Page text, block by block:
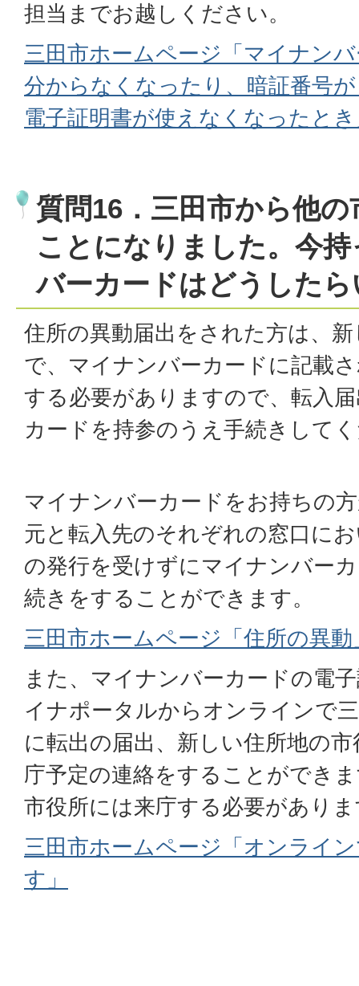
担当までお越しください。
三田市ホームページ「マイナン
分からなくなったり、暗証番号
電子証明書が使えなくなったと
質問16．三田市から他
ことになりました。今
バーカードはどうした
住所の異動届出をされた方は、
で、マイナンバーカードに記載
する必要がありますので、転入
カードを持参のうえ手続きして
マイナンバーカードをお持ちの
元と転入先のそれぞれの窓口に
の発行を受けずにマイナンバー
続きをすることができます。
三田市ホームページ「住所の異動
また、マイナンバーカードの電
イナポータルからオンラインで
に転出の届出、新しい住所地の
庁予定の連絡をすることができ
市役所には来庁する必要があり
三田市ホームページ「オンライ
す」